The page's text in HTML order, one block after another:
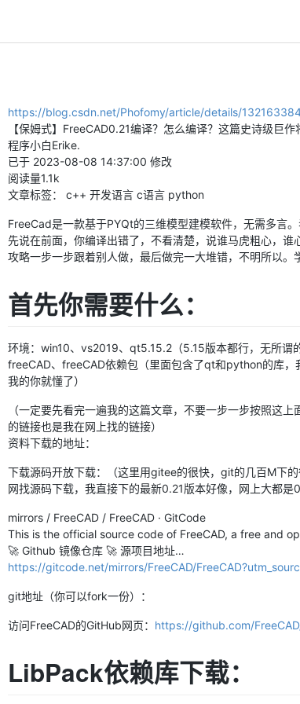
https://blog.csdn.net/Phofomy/article/details/
【保姆式】FreeCAD0.21编译？怎么编译？这篇史诗级巨作
程序小白Erike.
已于 2023-08-08 14:37:00 修改
阅读量1.1k
文章标签： c++ 开发语言 c语言 python
FreeCad是一款基于PYQt的三维模型建模软件，无需多言。
先说在前面，你编译出错了，不看清楚，说谁马虎粗心，
攻略一步一步跟着别人做，最后做完一大堆错，不明所以。
首先你需要什么：
环境：win10、vs2019、qt5.15.2（5.15版本都行，无所谓
freeCAD、freeCAD依赖包（里面包含了qt和python的库
我的你就懂了）
（一定要先看完一遍我的这篇文章，不要一步一步按照这
的链接也是我在网上找的链接）
资料下载的地址：
下载源码开放下载：（这里用gitee的很快，git的几百M下
网找源码下载，我直接下的最新0.21版本好像，网上大都是
mirrors / FreeCAD / FreeCAD · GitCode
This is the official source code of FreeCAD, a free and
🚀 Github 镜像仓库 🚀 源项目地址…
https://gitcode.net/mirrors/FreeCAD/
git地址（你可以fork一份）：
访问FreeCAD的GitHub网页： https://github.com/
LibPack依赖库下载：